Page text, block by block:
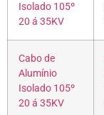
Isolado 105º
20 á 35KV
Cabo de
Alumínio
Isolado 105º
20 á 35KV